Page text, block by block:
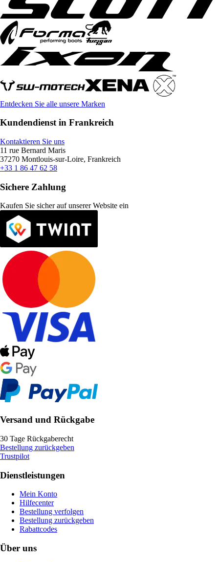
Entdecken Sie alle unsere Marken
Kundendienst in Frankreich
Kontaktieren Sie uns
11 rue Bernard Maris
37270 Montlouis-sur-Loire, Frankreich
+33 1 86 47 62 58
Sichere Zahlung
Kaufen Sie sicher auf unserer Website ein
Versand und Rückgabe
30 Tage Rückgaberecht
Bestellung zurückgeben
Trustpilot
Dienstleistungen
Mein Konto
Hilfecenter
Bestellung verfolgen
Bestellung zurückgeben
Rabattcodes
Über uns